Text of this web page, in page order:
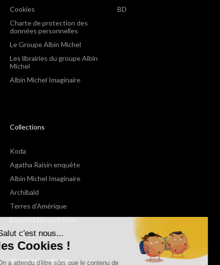
Salut c'est nous...
les Cookies !
On a attendu d'être sûrs que le contenu de
Cookies
Charte de protection des
données personnelles
Le Groupe Albin Michel
Les librairies du groupe Albin
Michel
Albin Michel Imaginaire
BD
Collections
Koda
Agatha Raisin enquête
Albin Michel Imaginaire
Archibald
Terres d'Amérique
Espaces Libres Poche
NOX
Wiz
Voir toutes les collections